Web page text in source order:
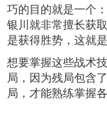
巧的目的就是一个：
银川就非常擅长获
是获得胜势，这就是
想要掌握这些战术
局，因为残局包含
局，才能熟练掌握